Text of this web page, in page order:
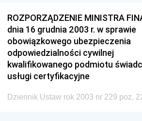
ROZPORZĄDZENIE MINISTRA
dnia 16 grudnia 2003 r. w sprawie
obowiązkowego ubezpieczenia
odpowiedzialności cywilnej
kwalifikowanego podmiotu
usługi certyfikacyjne
Dziennik Ustaw rok 2003 nr 229 poz.